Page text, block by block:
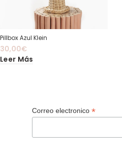
Pillbox Azul Klein
30,00€
Leer Más
Correo electronico *